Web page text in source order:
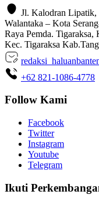
Jl. Kalodran Lipatik,
Walantaka – Kota
Raya Pemda.
Kec. Tigaraksa
+62 821-1086-4778
Follow Kami
Facebook
Twitter
Instagram
Youtube
Telegram
Ikuti